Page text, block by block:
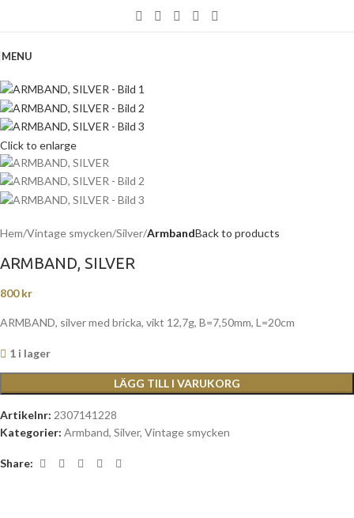
MENU
Click to enlarge
Hem Vintage smycken Silver ArmbandBack to products
ARMBAND, SILVER
800kr
ARMBAND, silver med bricka, vikt 12,7g, B=7,50mm, L=20cm
1 i lager
LÄGG TILL I VARUKORG
Artikelnr: 2307141228
Kategorier: Armband, Silver, Vintage smycken
Share: